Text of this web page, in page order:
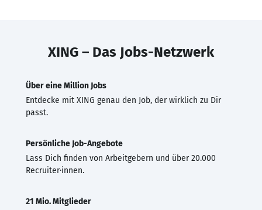
XING – Das Jobs-Netzwerk
Über eine Million Jobs
Entdecke mit XING genau den Job, der wirklich zu Dir
passt.
Persönliche Job-Angebote
Lass Dich finden von Arbeitgebern und über 20.000
Recruiter·innen.
21 Mio. Mitglieder